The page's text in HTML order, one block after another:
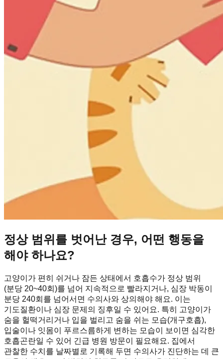
정상 범위를 벗어난 경우, 어떤 행동을
해야 하나요?
고양이가 편히 쉬거나 잠든 상태에서 호흡수가 정상 범위
(분당 20~40회)를 넘어 지속적으로 빨라지거나, 심장 박동이
분당 240회를 넘어서면 수의사와 상의해야 해요. 이는
기도질환이나 심장 문제의 징후일 수 있어요. 특히 고양이가
숨을 헐떡거리거나 입을 벌리고 숨을 쉬는 모습(개구호흡),
입술이나 잇몸이 푸르스름하게 변하는 모습이 보이면 심각한
호흡곤란일 수 있어 긴급 병원 방문이 필요해요. 집에서
관찰한 수치를 날짜별로 기록해 두면 수의사가 진단하는 데 큰